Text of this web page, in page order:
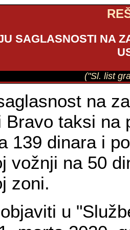
SAGLASNOSTI NA
("Sl. list
na
Bravo taksi na
139 dinara i
vožnji na 50
zoni.
u